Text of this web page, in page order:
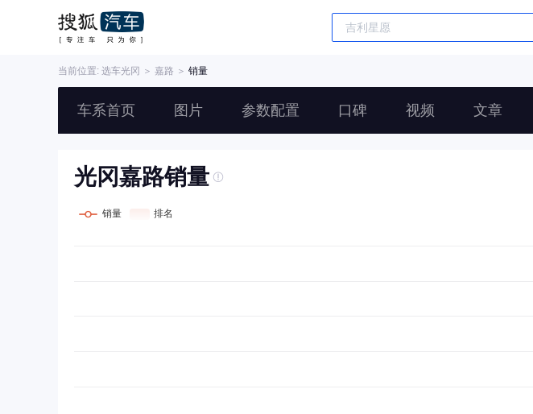
当前位置: 选车光冈 ＞ 嘉路 ＞ 销量
车系首页 图片 参数配置 口碑 视频 文章
光冈嘉路销量